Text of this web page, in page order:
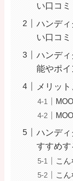
い口コミ
ハンデ
い口コミ
ハンデ
能やポイ
メリッ
ハンデ
すすめす
こん
こ